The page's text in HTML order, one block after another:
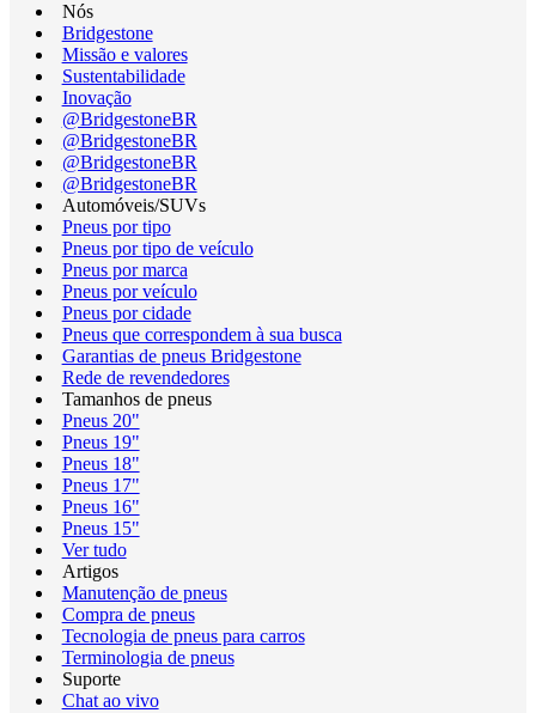
Nós
Bridgestone
Missão e valores
Sustentabilidade
Inovação
@BridgestoneBR
@BridgestoneBR
@BridgestoneBR
@BridgestoneBR
Automóveis/SUVs
Pneus por tipo
Pneus por tipo de veículo
Pneus por marca
Pneus por veículo
Pneus por cidade
Pneus que correspondem à sua busca
Garantias de pneus Bridgestone
Rede de revendedores
Tamanhos de pneus
Pneus 20"
Pneus 19"
Pneus 18"
Pneus 17"
Pneus 16"
Pneus 15"
Ver tudo
Artigos
Manutenção de pneus
Compra de pneus
Tecnologia de pneus para carros
Terminologia de pneus
Suporte
Chat ao vivo